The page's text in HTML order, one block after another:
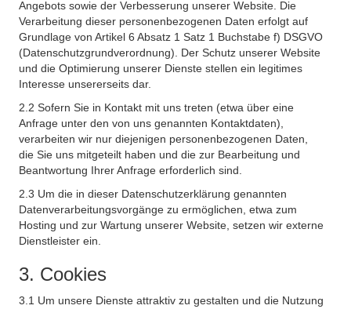
Angebots sowie der Verbesserung unserer Website. Die
Verarbeitung dieser personenbezogenen Daten erfolgt auf
Grundlage von Artikel 6 Absatz 1 Satz 1 Buchstabe f) DSGVO
(Datenschutzgrundverordnung). Der Schutz unserer Website
und die Optimierung unserer Dienste stellen ein legitimes
Interesse unsererseits dar.
2.2 Sofern Sie in Kontakt mit uns treten (etwa über eine
Anfrage unter den von uns genannten Kontaktdaten),
verarbeiten wir nur diejenigen personenbezogenen Daten,
die Sie uns mitgeteilt haben und die zur Bearbeitung und
Beantwortung Ihrer Anfrage erforderlich sind.
2.3 Um die in dieser Datenschutzerklärung genannten
Datenverarbeitungsvorgänge zu ermöglichen, etwa zum
Hosting und zur Wartung unserer Website, setzen wir externe
Dienstleister ein.
3. Cookies
3.1 Um unsere Dienste attraktiv zu gestalten und die Nutzung